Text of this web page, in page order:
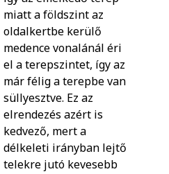
miatt a földszint az
oldalkertbe kerülő
medence vonalánál éri
el a terepszintet, így az
már félig a terepbe van
süllyesztve. Ez az
elrendezés azért is
kedvező, mert a
délkeleti irányban lejtő
telekre jutó kevesebb